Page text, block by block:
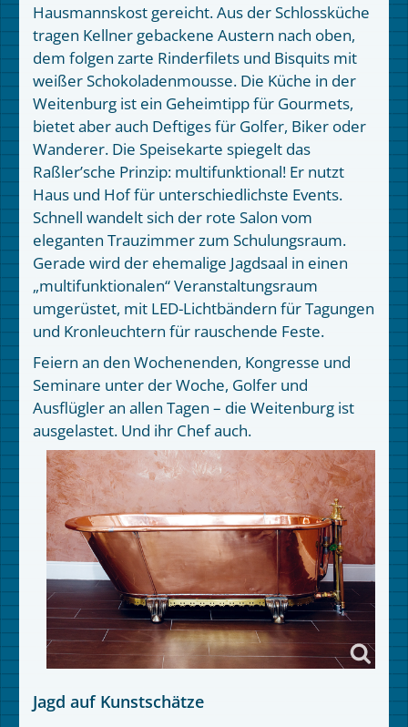
Hausmannskost gereicht. Aus der Schlossküche
tragen Kellner gebackene Austern nach oben,
dem folgen zarte Rinderfilets und Bisquits mit
weißer Schokoladenmousse. Die Küche in der
Weitenburg ist ein Geheimtipp für Gourmets,
bietet aber auch Deftiges für Golfer, Biker oder
Wanderer. Die Speisekarte spiegelt das
Raßler’sche Prinzip: multifunktional! Er nutzt
Haus und Hof für unterschiedlichste Events.
Schnell wandelt sich der rote Salon vom
eleganten Trauzimmer zum Schulungsraum.
Gerade wird der ehemalige Jagdsaal in einen
„multifunktionalen“ Veranstaltungsraum
umgerüstet, mit LED-Lichtbändern für Tagungen
und Kronleuchtern für rauschende Feste.
Feiern an den Wochenenden, Kongresse und
Seminare unter der Woche, Golfer und
Ausflügler an allen Tagen – die Weitenburg ist
ausgelastet. Und ihr Chef auch.
Jagd auf Kunstschätze